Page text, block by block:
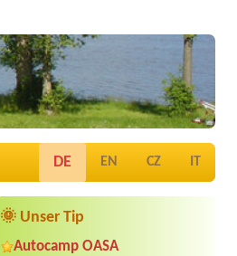
DE EN CZ IT
🌞 Unser Tip
Autocamp OASA